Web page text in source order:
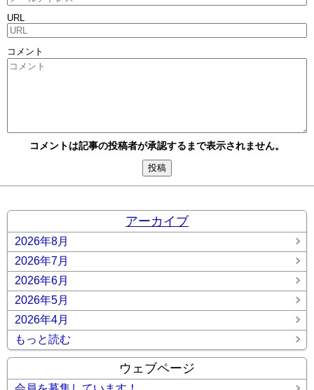
URL
コメント
コメントは記事の投稿者が承認するまで表示されません。
アーカイブ
2026年8月
2026年7月
2026年6月
2026年5月
2026年4月
もっと読む
ウェブページ